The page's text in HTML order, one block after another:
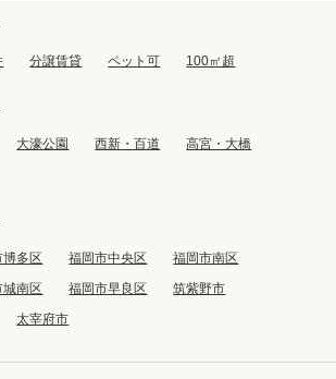
分譲賃貸 ペット可 100㎡超
大濠公園 西新・百道
高宮・大橋
博多区 福岡市中央区
福岡市南区
城南区 福岡市早良区
筑紫野市
太宰府市